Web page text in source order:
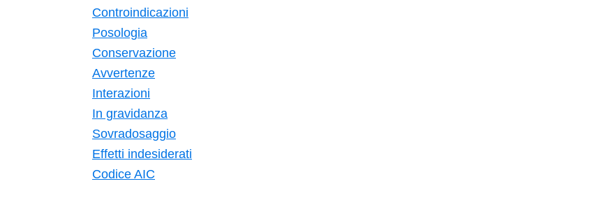
Controindicazioni
Posologia
Conservazione
Avvertenze
Interazioni
In gravidanza
Sovradosaggio
Effetti indesiderati
Codice AIC